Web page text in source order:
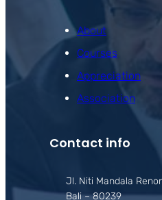
About
Courses
Appreciation
Association
Contact info
Jl. Niti Mandala
Bali – 80239